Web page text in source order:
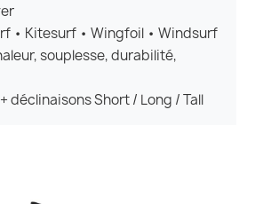
• Kitesurf • Wingfoil • Windsurf
souplesse, durabilité,
+ déclinaisons Short / Long / Tall